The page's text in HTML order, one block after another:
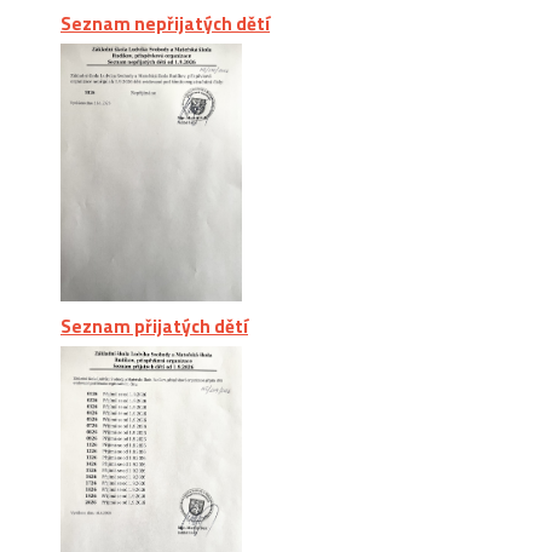
Seznam nepřijatých dětí
Seznam přijatých dětí